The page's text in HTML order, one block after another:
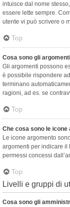
intuisce dal nome
essere lette sempre.
utente vi può scrivere o
Top
Cosa sono gli
Gli argomenti possono
è possibile rispondere
terminano
ragioni, ad es. se
Top
Che cosa sono le icone
Le icone argomento
argomenti per indicare il
permessi concessi
Top
Livelli e gruppi di
Cosa sono gli